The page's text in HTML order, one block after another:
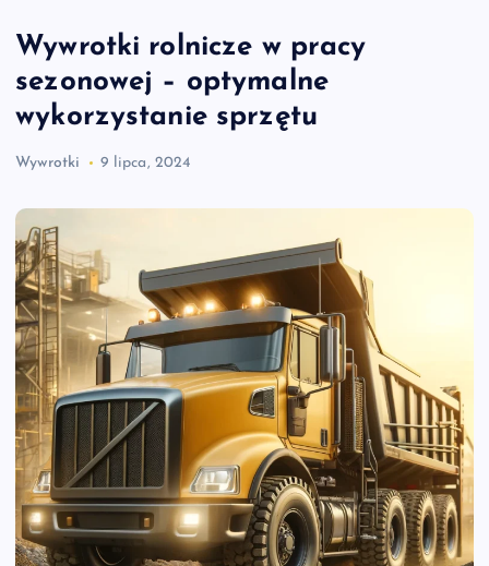
Wywrotki rolnicze w pracy
sezonowej – optymalne
wykorzystanie sprzętu
Wywrotki 9 lipca, 2024